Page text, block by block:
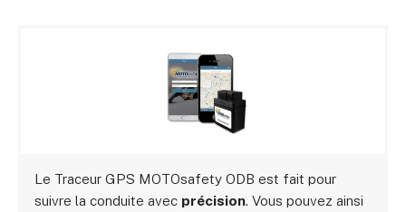
Le Traceur GPS MOTOsafety ODB est fait pour
suivre la conduite avec précision. Vous pouvez ainsi